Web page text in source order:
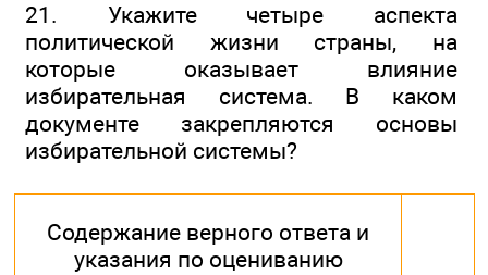
21. Укажите четыре аспекта
политической жизни страны, на
которые оказывает влияние
избирательная система. В каком
документе закрепляются основы
избирательной системы?
Содержание верного ответа и
указания по оцениванию